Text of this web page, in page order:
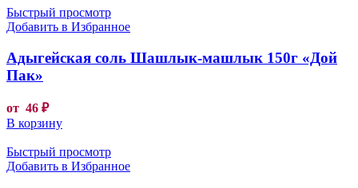
Быстрый просмотр
Добавить в Избранное
Адыгейская соль Шашлык-машлык 150г «Дой
Пак»
от 46 ₽
В корзину
Быстрый просмотр
Добавить в Избранное